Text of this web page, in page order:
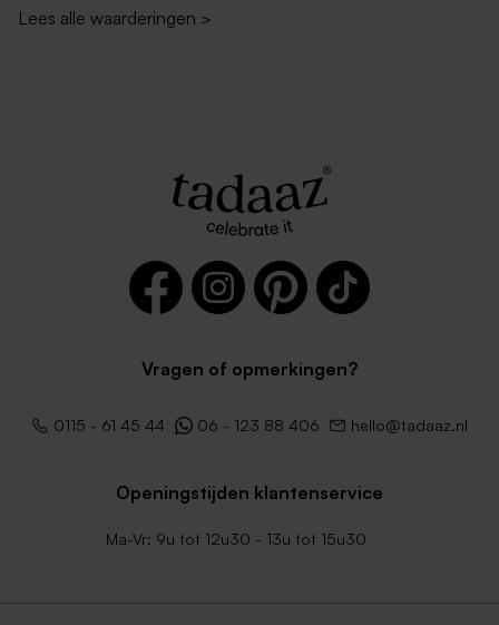
Lees alle waarderingen >
Vragen of opmerkingen?
0115 - 61 45 44 06 - 123 88 406 hello@tadaaz.nl
Openingstijden klantenservice
Ma-Vr: 9u tot 12u30 - 13u tot 15u30